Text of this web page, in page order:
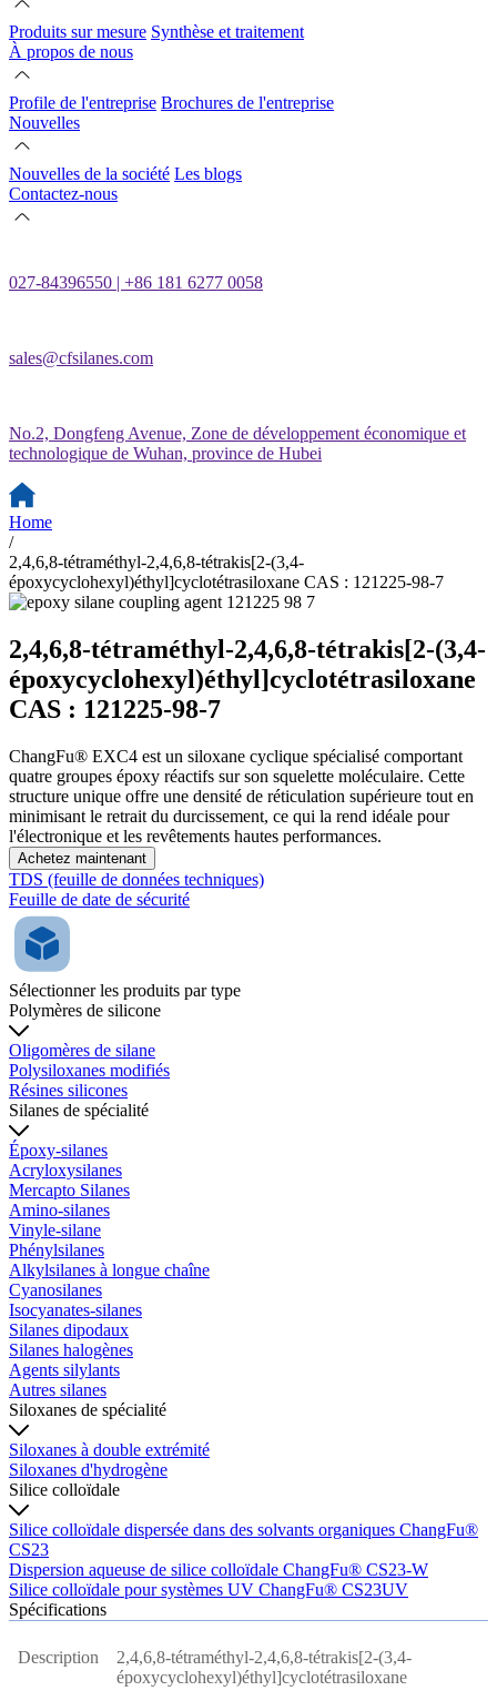
Produits sur mesure Synthèse et traitement
À propos de nous
Profile de l'entreprise Brochures de l'entreprise
Nouvelles
Nouvelles de la société Les blogs
Contactez-nous
027-84396550 | +86 181 6277 0058
sales@cfsilanes.com
No.2, Dongfeng Avenue, Zone de développement économique et
technologique de Wuhan, province de Hubei
Home
/
2,4,6,8-tétraméthyl-2,4,6,8-tétrakis[2-(3,4-
époxycyclohexyl)éthyl]cyclotétrasiloxane CAS : 121225-98-7
2,4,6,8-tétraméthyl-2,4,6,8-tétrakis[2-(3,4-
époxycyclohexyl)éthyl]cyclotétrasiloxane
CAS : 121225-98-7
ChangFu® EXC4 est un siloxane cyclique spécialisé comportant
quatre groupes époxy réactifs sur son squelette moléculaire. Cette
structure unique offre une densité de réticulation supérieure tout en
minimisant le retrait du durcissement, ce qui la rend idéale pour
l'électronique et les revêtements hautes performances.
Achetez maintenant
TDS (feuille de données techniques)
Feuille de date de sécurité
Sélectionner les produits par type
Polymères de silicone
Oligomères de silane
Polysiloxanes modifiés
Résines silicones
Silanes de spécialité
Époxy-silanes
Acryloxysilanes
Mercapto Silanes
Amino-silanes
Vinyle-silane
Phénylsilanes
Alkylsilanes à longue chaîne
Cyanosilanes
Isocyanates-silanes
Silanes dipodaux
Silanes halogènes
Agents silylants
Autres silanes
Siloxanes de spécialité
Siloxanes à double extrémité
Siloxanes d'hydrogène
Silice colloïdale
Silice colloïdale dispersée dans des solvants organiques ChangFu®
CS23
Dispersion aqueuse de silice colloïdale ChangFu® CS23-W
Silice colloïdale pour systèmes UV ChangFu® CS23UV
Spécifications
Description
2,4,6,8-tétraméthyl-2,4,6,8-tétrakis[2-(3,4-
époxycyclohexyl)éthyl]cyclotétrasiloxane